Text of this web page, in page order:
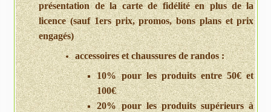
présentation de la carte de fidélité en plus de la
licence (sauf 1ers prix, promos, bons plans et prix
engagés)
accessoires et chaussures de randos :
10% pour les produits entre 50€ et
100€
20% pour les produits supérieurs à